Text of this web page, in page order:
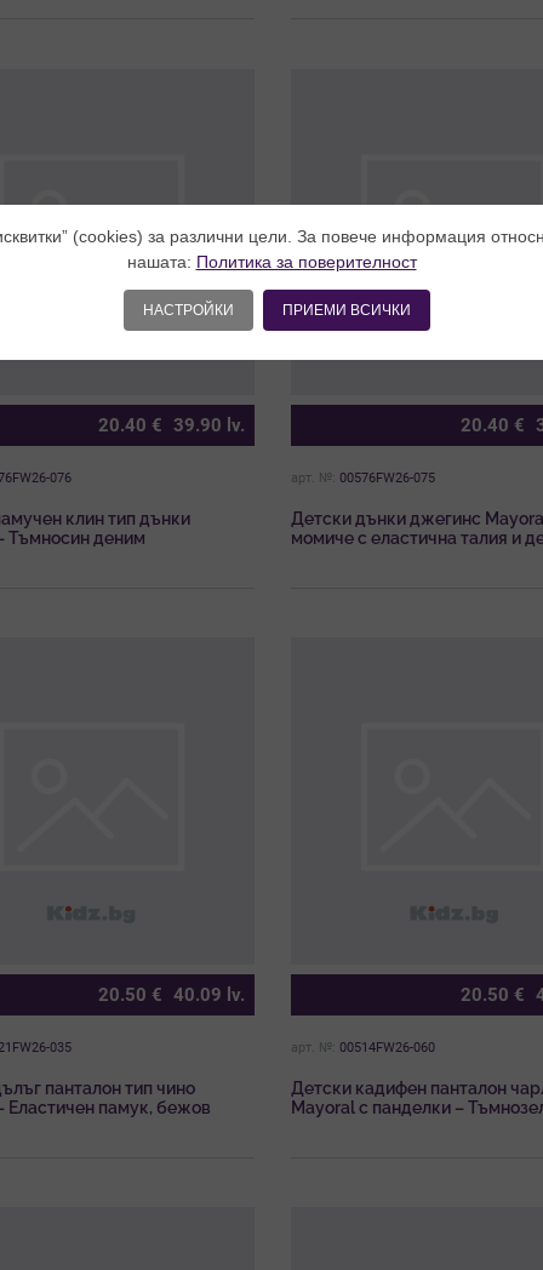
20.40 € 39.90 lv.
076
клин тип дънки
Тъмносин деним
20.40€
арт. №: 00576FW26-075
Детски дънки джегинс
момиче с еластична талия и
20.50 € 40.09 lv.
035
панталон тип чино
Еластичен памук, бежов
20.50€
арт. №: 00514FW26-060
Детски кадифен панталон
Mayoral с панделки –
(cookies) за различни цели. За повече информация
нашата: Политика за поверителност
НАСТРОЙКИ ПРИЕМИ ВСИЧКИ